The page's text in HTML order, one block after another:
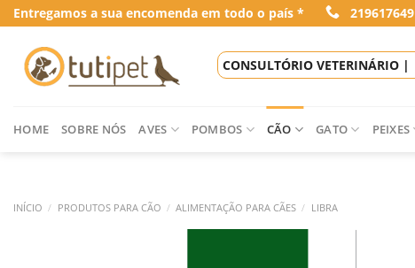
Skip
to
content
Entregamos a sua encomenda em todo o país * 219617649
CONSULTÓRIO VETERINÁRIO |
HOME SOBRE NÓS AVES POMBOS CÃO GATO PEIXES
INÍCIO / PRODUTOS PARA CÃO / ALIMENTAÇÃO PARA CÃES / LIBRA